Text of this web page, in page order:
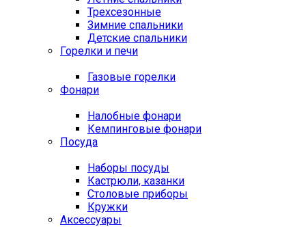
Трехсезонные
Зимние спальники
Детские спальники
Горелки и печи
Газовые горелки
Фонари
Налобные фонари
Кемпинговые фонари
Посуда
Наборы посуды
Кастрюли, казанки
Столовые приборы
Кружки
Аксессуары